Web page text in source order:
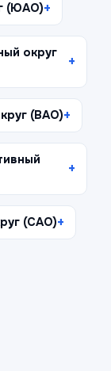
(ЮАО)
округ
(ВАО)
(САО)